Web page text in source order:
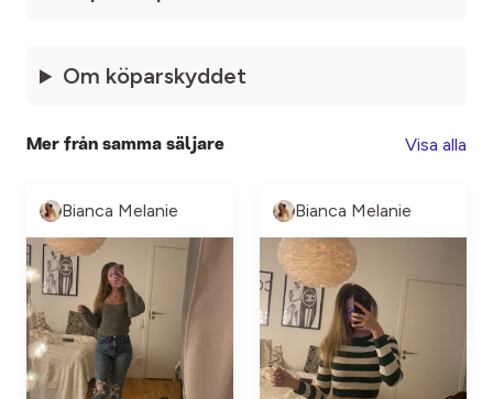
Om köparskyddet
Mer från samma säljare Visa alla
Bianca Melanie Bianca Melanie